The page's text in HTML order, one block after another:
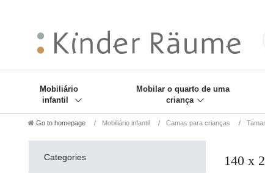
Mobiliário
infantil
Mobilar o quarto de uma
criança
Go to homepage Mobiliário infantil Camas para crianças
Categories 140 x